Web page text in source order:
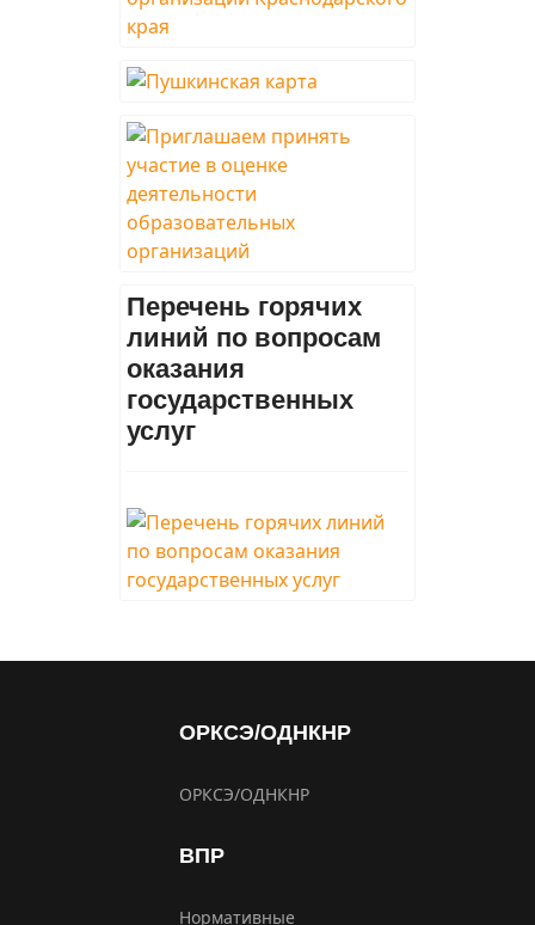
Перечень горячих
линий по вопросам
оказания
государственных
услуг
ОРКСЭ/ОДНКНР
ОРКСЭ/ОДНКНР
ВПР
Нормативные